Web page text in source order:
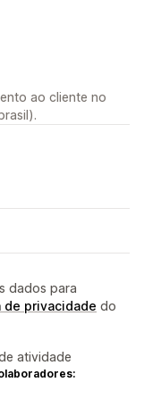
ao cliente no
dados para
de privacidade do
atividade